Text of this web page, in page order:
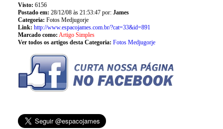
Visto: 6156
Postado em: 28/12/08 às 21:53:47 por: James
Categoria: Fotos Medjugorje
Link: http://www.espacojames.com.br/?cat=33&id=891
Marcado como: Artigo Simples
Ver todos os artigos desta Categoria: Fotos Medjugorje